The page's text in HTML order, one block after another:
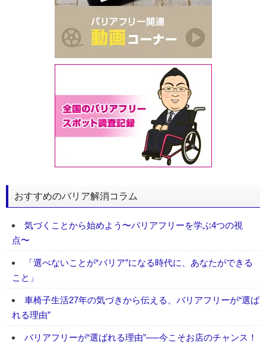
おすすめのバリア解消コラム
気づくことから始めよう〜バリアフリーを学ぶ4つの視
点〜
「選べないことが“バリア”になる時代に、あなたができる
こと」
車椅子生活27年の気づきから伝える、バリアフリーが“選ば
れる理由”
バリアフリーが“選ばれる理由”──今こそお店のチャンス！